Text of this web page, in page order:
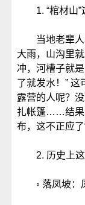
1. “棺材山”
当地老辈人
大雨，山沟里
冲，河槽子就
了就发水！”
露营的人呢？
扎帐篷……结果
布，这不正应了
2. 历史上这
◦ 落凤坡：